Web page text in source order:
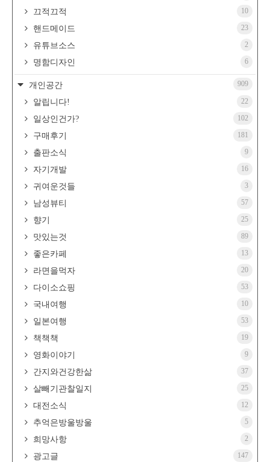
끄적끄적 10
핸드메이드 23
유튜브소스 2
명함디자인 6
개인공간 909
알립니다! 22
일상인건가? 102
구매후기 181
출판소식 9
자기개발 16
귀여운것들 3
남성뷰티 57
향기 25
맛있는것 89
좋은카페 13
라면을먹자 20
다이소쇼핑 53
국내여행 10
일본여행 53
책책책 19
영화이야기 9
간지와건강한삶 37
살빼기관찰일지 25
대전소식 12
추억은방울방울 5
희망사항 2
광고글 147